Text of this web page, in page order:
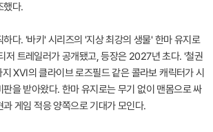
했다.
다. '바키' 시리즈의 '지상 최강의 생물' 한마 유지로
트레일러가 공개됐고, 등장은 2027년 초다. '철권
XVI의 클라이브 로즈필드 같은 콜라보 캐릭터가 시
을 받아왔다. 한마 유지로는 무기 없이 맨몸으로 싸
게임 적응 양쪽으로 기대가 모인다.